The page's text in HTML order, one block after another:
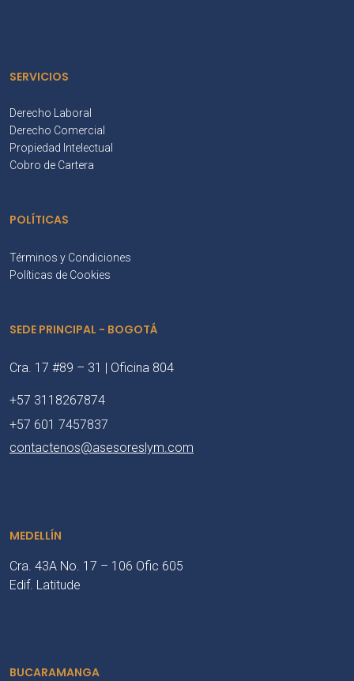
SERVICIOS
Derecho Laboral
Derecho Comercial
Propiedad Intelectual
Cobro de Cartera
POLÍTICAS
Términos y Condiciones
Políticas de Cookies
SEDE PRINCIPAL - BOGOTÁ
Cra. 17 #89 – 31 | Oficina 804
+57 3118267874
+57 601 7457837
contactenos@asesoreslym.com
MEDELLÍN
Cra. 43A No. 17 – 106 Ofic 605
Edif. Latitude
BUCARAMANGA